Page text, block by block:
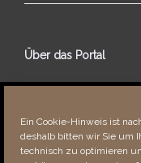
Ein Cookie-Hinweis ist
deshalb bitten wir Sie um
technisch zu optimieren
Über das Portal
Über dieses Portal
Fehler bemerkt?